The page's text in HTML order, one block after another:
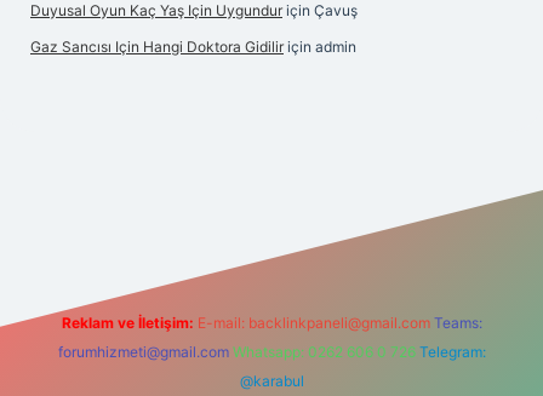
Duyusal Oyun Kaç Yaş Için Uygundur için Çavuş
Gaz Sancısı Için Hangi Doktora Gidilir için admin
Reklam ve İletişim: E-mail: backlinkpaneli@gmail.com Teams:
forumhizmeti@gmail.com Whatsapp: 0262 606 0 726 Telegram:
@karabul